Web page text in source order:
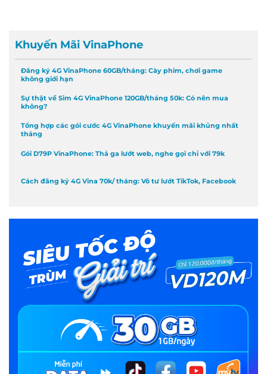
Khuyến Mãi VinaPhone
Đăng ký 4G VinaPhone 60GB/tháng: Cày phim, chơi game
không giới hạn
Sự thật về Sim 4G VinaPhone 120GB/tháng 50k: Có nên mua
không?
Tổng hợp các gói cước 4G VinaPhone khuyến mãi khủng nhất
tháng
Gói D79P VinaPhone: Thả ga lướt web, nghe gọi chỉ với 79k
Cách đăng ký 4G Vina 70k/ tháng: Vô tư lướt TikTok, Facebook